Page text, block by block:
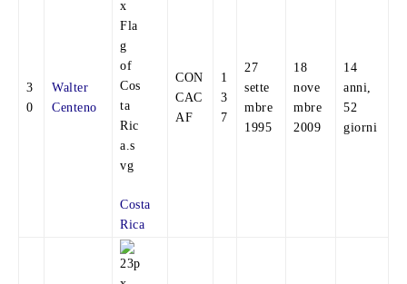
3
0
Walter
Centeno
Costa
Rica
CON
CAC
AF
1
3
7
27
sette
mbre
1995
18
nove
mbre
2009
14
anni,
52
giorni